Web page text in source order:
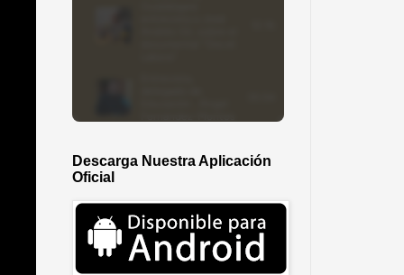
Descarga Nuestra Aplicación
Oficial